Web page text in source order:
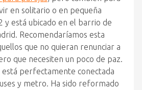
en solitario o en pequeña
y está ubicado en el barrio de
Recomendaríamos esta
que no quieran renunciar a
que necesiten un poco de paz.
está perfectamente conectada
y metro. Ha sido reformado